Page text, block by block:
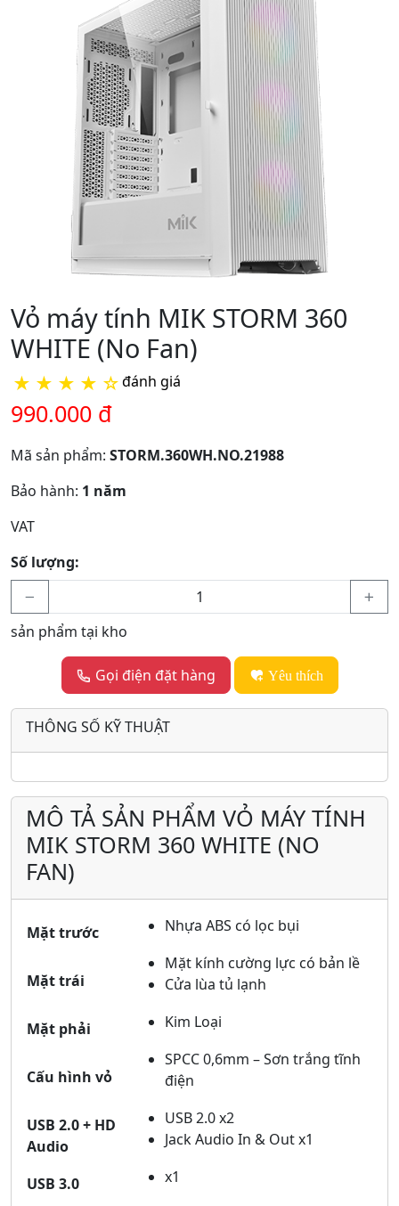
Vỏ máy tính MIK STORM 360
WHITE (No Fan)
★ ★ ★ ★ ☆đánh giá
990.000 đ
Mã sản phẩm: STORM.360WH.NO.21988
Bảo hành: 1 năm
VAT
Số lượng:
sản phẩm tại kho
Gọi điện đặt hàng Yêu thích
THÔNG SỐ KỸ THUẬT
MÔ TẢ SẢN PHẨM VỎ MÁY TÍNH
MIK STORM 360 WHITE (NO
FAN)
Mặt trước Nhựa ABS có lọc bụi
Mặt trái
Mặt kính cường lực có bản lề
Cửa lùa tủ lạnh
Mặt phải Kim Loại
Cấu hình vỏ
SPCC 0,6mm – Sơn trắng tĩnh
điện
USB 2.0 + HD
Audio
USB 2.0 x2
Jack Audio In & Out x1
USB 3.0
x1